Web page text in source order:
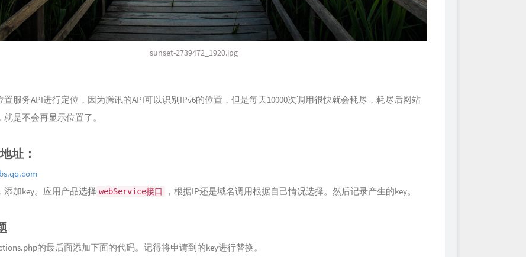
sunset-2739472_1920.jpg
置服务API进行定位，因为腾讯的API可以识别IPv6的位置，但是每天10000次调用很快就会耗尽，耗尽后网站
是不会再显示位置了。
址：
添加key。应用产品选择 webService接口 ，根据IP还是域名调用根据自己情况选择。然后记录产生的key。
的最后面添加下面的代码。记得将申请到的key进行替换。